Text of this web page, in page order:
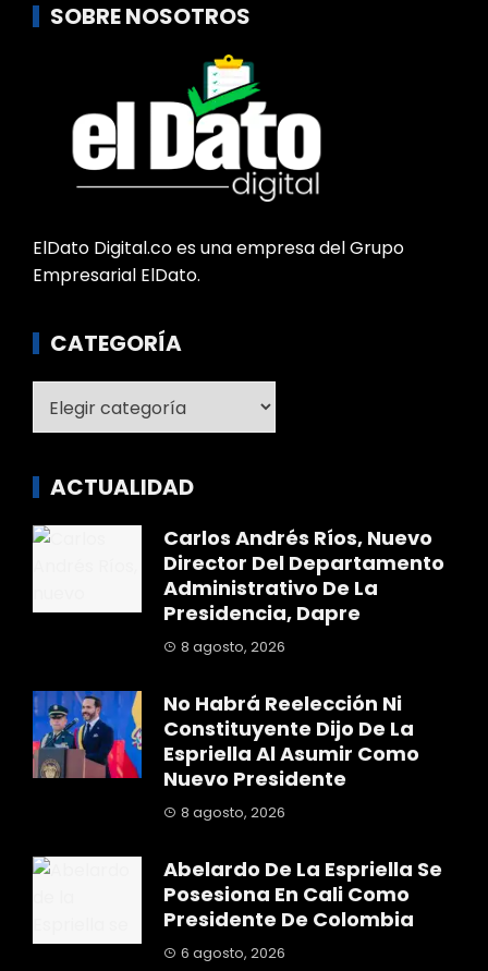
SOBRE NOSOTROS
ElDato Digital.co es una empresa del Grupo
Empresarial ElDato.
CATEGORÍA
ACTUALIDAD
Carlos Andrés Ríos, Nuevo
Director Del Departamento
Administrativo De La
Presidencia, Dapre
8 agosto, 2026
No Habrá Reelección Ni
Constituyente Dijo De La
Espriella Al Asumir Como
Nuevo Presidente
8 agosto, 2026
Abelardo De La Espriella Se
Posesiona En Cali Como
Presidente De Colombia
6 agosto, 2026